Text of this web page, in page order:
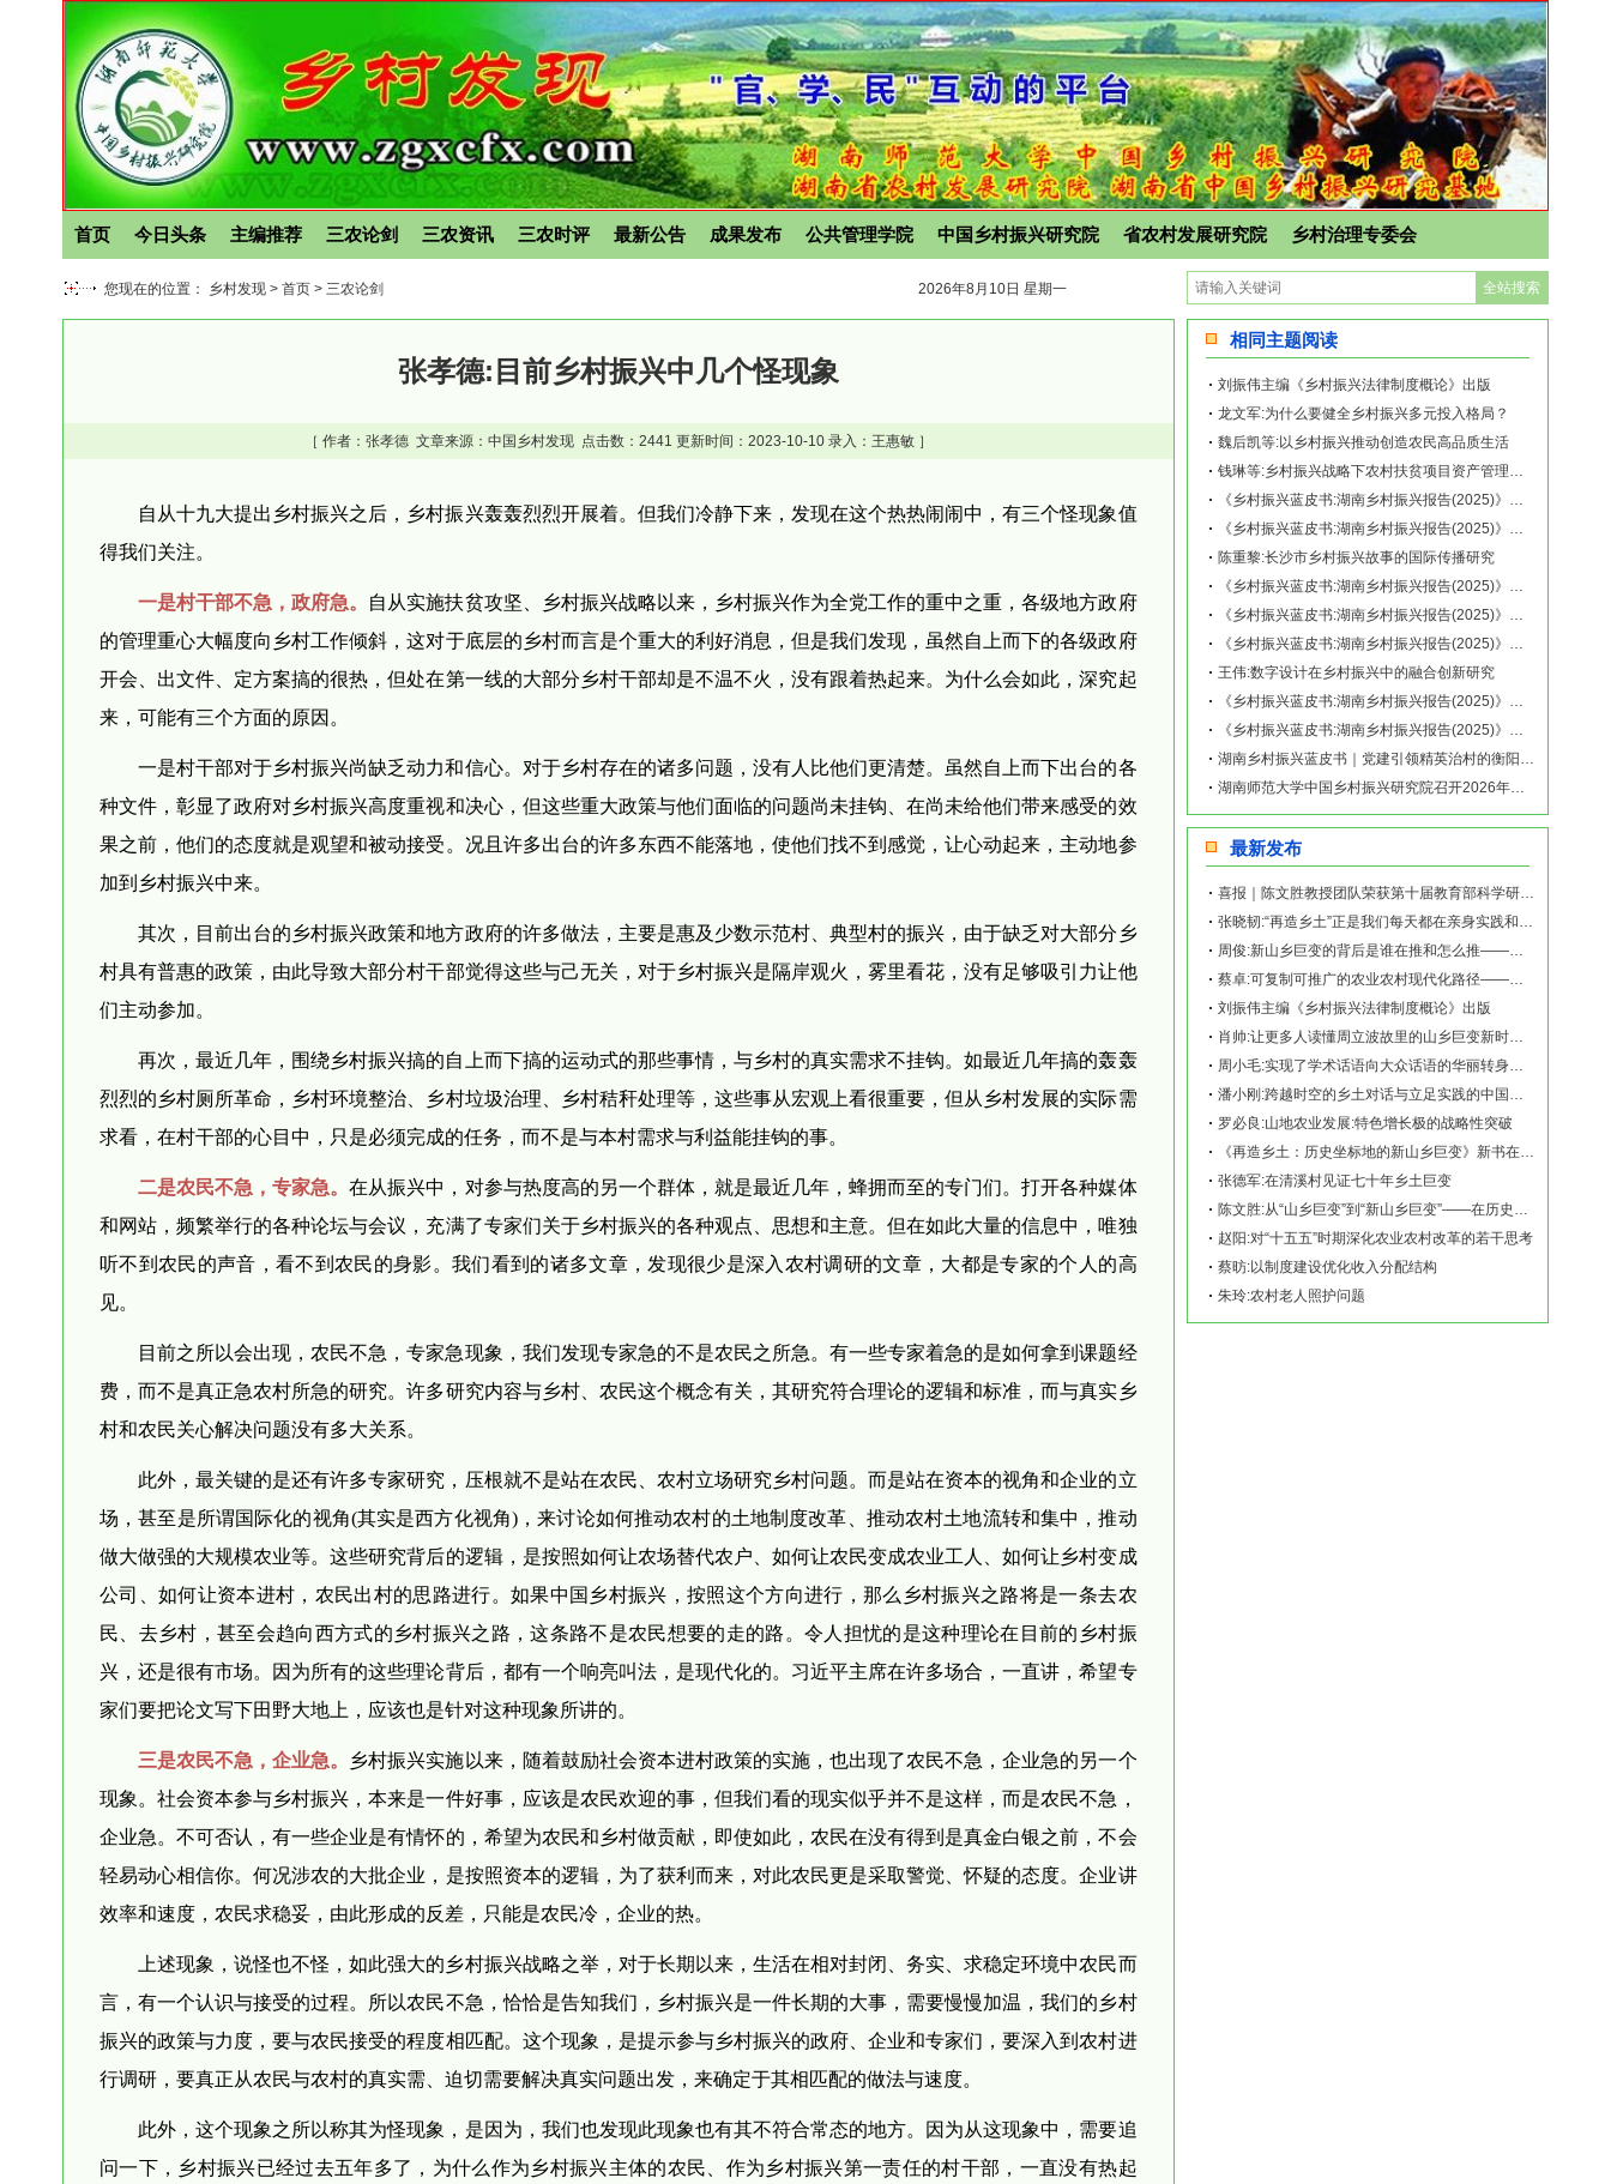
首页 今日头条 主编推荐 三农论剑 三农资讯 三农时评 最新公告 成果发布 公共管理学院 中国乡村振兴研究院 省农村发展研究院 乡村治理专委会
您现在的位置： 乡村发现 > 首页 > 三农论剑 2026年8月10日 星期一
张孝德:目前乡村振兴中几个怪现象
［ 作者： 张孝德文章来源：中国乡村发现 点击数： 2441 更新时间：2023-10-10 录入：王惠敏 ］
自从十九大提出乡村振兴之后，乡村振兴轰轰烈烈开展着。但我们冷静下来，发现在这个热热闹闹中，有三个怪现象值
得我们关注。
一是村干部不急，政府急。 自从实施扶贫攻坚、乡村振兴战略以来，乡村振兴作为全党工作的重中之重，各级地方政府
的管理重心大幅度向乡村工作倾斜，这对于底层的乡村而言是个重大的利好消息，但是我们发现，虽然自上而下的各级政府
开会、出文件、定方案搞的很热，但处在第一线的大部分乡村干部却是不温不火，没有跟着热起来。为什么会如此，深究起
来，可能有三个方面的原因。
一是村干部对于乡村振兴尚缺乏动力和信心。对于乡村存在的诸多问题，没有人比他们更清楚。虽然自上而下出台的各
种文件，彰显了政府对乡村振兴高度重视和决心，但这些重大政策与他们面临的问题尚未挂钩、在尚未给他们带来感受的效
果之前，他们的态度就是观望和被动接受。况且许多出台的许多东西不能落地，使他们找不到感觉，让心动起来，主动地参
加到乡村振兴中来。
其次，目前出台的乡村振兴政策和地方政府的许多做法，主要是惠及少数示范村、典型村的振兴，由于缺乏对大部分乡
村具有普惠的政策，由此导致大部分村干部觉得这些与己无关，对于乡村振兴是隔岸观火，雾里看花，没有足够吸引力让他
们主动参加。
再次，最近几年，围绕乡村振兴搞的自上而下搞的运动式的那些事情，与乡村的真实需求不挂钩。如最近几年搞的轰轰
烈烈的乡村厕所革命，乡村环境整治、乡村垃圾治理、乡村秸秆处理等，这些事从宏观上看很重要，但从乡村发展的实际需
求看，在村干部的心目中，只是必须完成的任务，而不是与本村需求与利益能挂钩的事。
二是农民不急，专家急。在从振兴中，对参与热度高的另一个群体，就是最近几年，蜂拥而至的专门们。打开各种媒体
和网站，频繁举行的各种论坛与会议，充满了专家们关于乡村振兴的各种观点、思想和主意。但在如此大量的信息中，唯独
听不到农民的声音，看不到农民的身影。我们看到的诸多文章，发现很少是深入农村调研的文章，大都是专家的个人的高
见。
目前之所以会出现，农民不急，专家急现象，我们发现专家急的不是农民之所急。有一些专家着急的是如何拿到课题经
费，而不是真正急农村所急的研究。许多研究内容与乡村、农民这个概念有关，其研究符合理论的逻辑和标准，而与真实乡
村和农民关心解决问题没有多大关系。
此外，最关键的是还有许多专家研究，压根就不是站在农民、农村立场研究乡村问题。而是站在资本的视角和企业的立
场，甚至是所谓国际化的视角(其实是西方化视角)，来讨论如何推动农村的土地制度改革、推动农村土地流转和集中，推动
做大做强的大规模农业等。这些研究背后的逻辑，是按照如何让农场替代农户、如何让农民变成农业工人、如何让乡村变成
公司、如何让资本进村，农民出村的思路进行。如果中国乡村振兴，按照这个方向进行，那么乡村振兴之路将是一条去农
民、去乡村，甚至会趋向西方式的乡村振兴之路，这条路不是农民想要的走的路。令人担忧的是这种理论在目前的乡村振
兴，还是很有市场。因为所有的这些理论背后，都有一个响亮叫法，是现代化的。习近平主席在许多场合，一直讲，希望专
家们要把论文写下田野大地上，应该也是针对这种现象所讲的。
三是农民不急，企业急。 乡村振兴实施以来，随着鼓励社会资本进村政策的实施，也出现了农民不急，企业急的另一个
现象。社会资本参与乡村振兴，本来是一件好事，应该是农民欢迎的事，但我们看的现实似乎并不是这样，而是农民不急，
企业急。不可否认，有一些企业是有情怀的，希望为农民和乡村做贡献，即使如此，农民在没有得到是真金白银之前，不会
轻易动心相信你。何况涉农的大批企业，是按照资本的逻辑，为了获利而来，对此农民更是采取警觉、怀疑的态度。企业讲
效率和速度，农民求稳妥，由此形成的反差，只能是农民冷，企业的热。
上述现象，说怪也不怪，如此强大的乡村振兴战略之举，对于长期以来，生活在相对封闭、务实、求稳定环境中农民而
言，有一个认识与接受的过程。所以农民不急，恰恰是告知我们，乡村振兴是一件长期的大事，需要慢慢加温，我们的乡村
振兴的政策与力度，要与农民接受的程度相匹配。这个现象，是提示参与乡村振兴的政府、企业和专家们，要深入到农村进
行调研，要真正从农民与农村的真实需、迫切需要解决真实问题出发，来确定于其相匹配的做法与速度。
此外，这个现象之所以称其为怪现象，是因为，我们也发现此现象也有其不符合常态的地方。因为从这现象中，需要追
问一下，乡村振兴已经过去五年多了，为什么作为乡村振兴主体的农民、作为乡村振兴第一责任的村干部，一直没有热起
相同主题阅读
刘振伟主编《乡村振兴法律制度概论》出版
龙文军:为什么要健全乡村振兴多元投入格局？
魏后凯等:以乡村振兴推动创造农民高品质生活
陈重黎:长沙市乡村振兴故事的国际传播研究 ​
王伟:数字设计在乡村振兴中的融合创新研究
湖南师范大学中国乡村振兴研究院召开2026年新春团拜会
最新发布
喜报｜陈文胜教授团队荣获第十届教育部科学研究优秀成果奖（人文社会科学）
周俊:新山乡巨变的背后是谁在推和怎么推——《再造乡土:历史坐标地的新山乡巨变》新书发
蔡卓:可复制可推广的农业农村现代化路径——《再造乡土:历史坐标地的新山乡巨变》新书发
刘振伟主编《乡村振兴法律制度概论》出版
肖帅:让更多人读懂周立波故里的山乡巨变新时代故事——《再造乡土:历史坐标地的新山乡巨
周小毛:实现了学术话语向大众话语的华丽转身——《再造乡土:历史坐标地的新山乡巨变》新
罗必良:山地农业发展:特色增长极的战略性突破
《再造乡土：历史坐标地的新山乡巨变》新书在赫山清溪村首发
张德军:在清溪村见证七十年乡土巨变
赵阳:对“十五五”时期深化农业农村改革的若干思考
蔡昉:以制度建设优化收入分配结构
朱玲:农村老人照护问题